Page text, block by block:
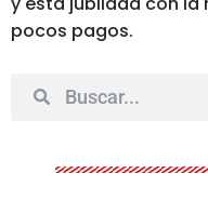
pocos pagos.